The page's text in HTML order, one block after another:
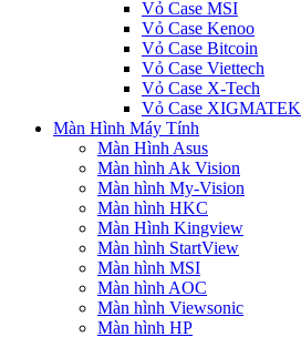
Vỏ Case MSI
Vỏ Case Kenoo
Vỏ Case Bitcoin
Vỏ Case Viettech
Vỏ Case X-Tech
Vỏ Case XIGMATEK
Màn Hình Máy Tính
Màn Hình Asus
Màn hình Ak Vision
Màn hình My-Vision
Màn hình HKC
Màn Hình Kingview
Màn hình StartView
Màn hình MSI
Màn hình AOC
Màn hình Viewsonic
Màn hình HP